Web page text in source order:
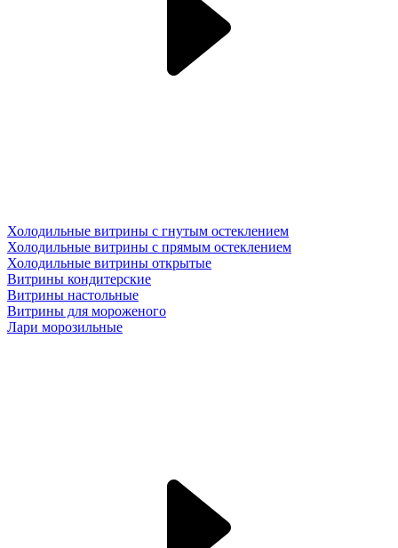
Холодильные витрины с гнутым остеклением
Холодильные витрины с прямым остеклением
Холодильные витрины открытые
Витрины кондитерские
Витрины настольные
Витрины для мороженого
Лари морозильные